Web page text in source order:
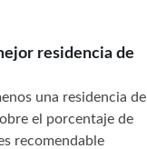
residencia de
una residencia de
el porcentaje de
recomendable